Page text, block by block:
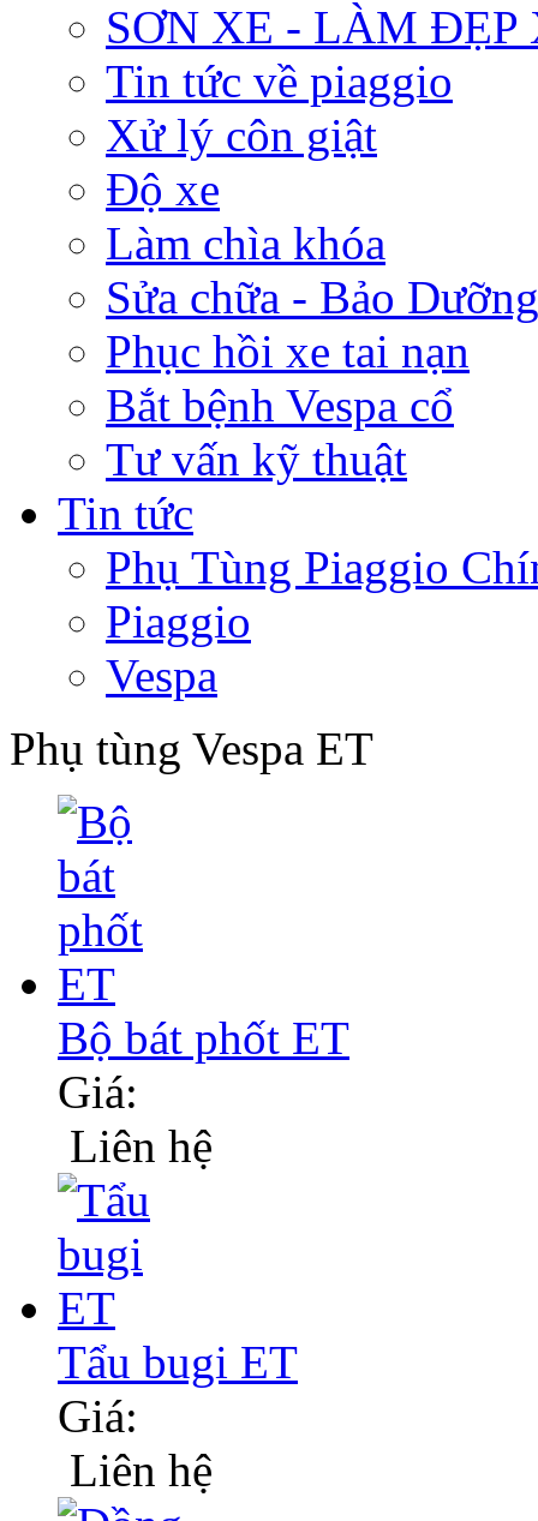
SƠN XE - LÀM ĐẸP
Tin tức về piaggio
Xử lý côn giật
Độ xe
Làm chìa khóa
Sửa chữa - Bảo
Phục hồi xe tai nạn
Bắt bệnh Vespa cổ
Tư vấn kỹ thuật
Tin tức
Phụ Tùng Piaggio
Piaggio
Vespa
Phụ tùng Vespa ET
Bộ bát phốt ET
Giá:
Liên hệ
Tẩu bugi ET
Giá:
Liên hệ